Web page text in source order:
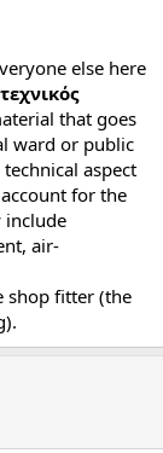
else here
that goes
ward or public
aspect
for the
include
air-
shop fitter (the